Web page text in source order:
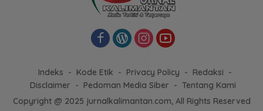
Indeks Kode Etik Privacy Policy
Redaksi
Disclaimer
Pedoman Media Siber
Tentang Kami
Copyright @ 2025 jurnalkalimantan.com, All Rights Reserved